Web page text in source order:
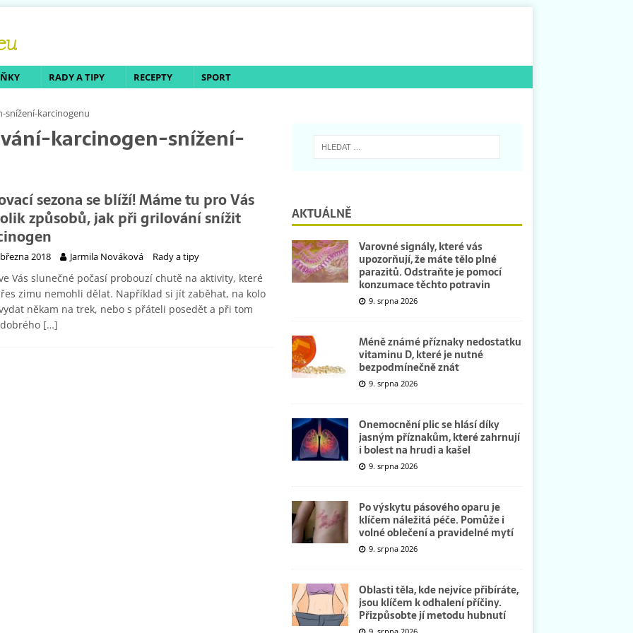
RADY A TIPY RECEPTY SPORT
snížení-karcinogenu
karcinogen-snížení-
sezona se blíží! Máme tu pro Vás
způsobů, jak při grilování snížit
2018 Jarmila Nováková Rady a tipy
Vás slunečné počasí probouzí chutě na aktivity, které
zimu nemohli dělat. Například si jít zaběhat, na kolo
někam na trek, nebo s přáteli posedět a při tom
[…]
AKTUÁLNĚ
Varovné signály, které vás
upozorňují, že máte tělo plné
parazitů. Odstraňte je pomocí
konzumace těchto potravin
9. srpna 2026
Méně známé příznaky nedostatku
vitaminu D, které je nutné
bezpodmínečně znát
9. srpna 2026
Onemocnění plic se hlásí díky
jasným příznakům, které zahrnují
i bolest na hrudi a kašel
9. srpna 2026
Po výskytu pásového oparu je
klíčem náležitá péče. Pomůže i
volné oblečení a pravidelné mytí
9. srpna 2026
Oblasti těla, kde nejvíce přibíráte,
jsou klíčem k odhalení příčiny.
Přizpůsobte jí metodu hubnutí